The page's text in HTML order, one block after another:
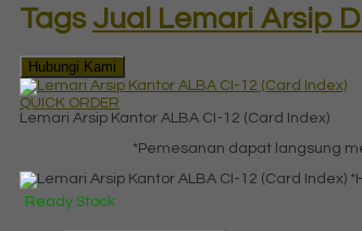
Tags Jual Lemari Arsip
Hubungi Kami
QUICK ORDER
Lemari Arsip Kantor ALBA CI-12 (Card Index)
*Pemesanan dapat langsung
Ready Stock